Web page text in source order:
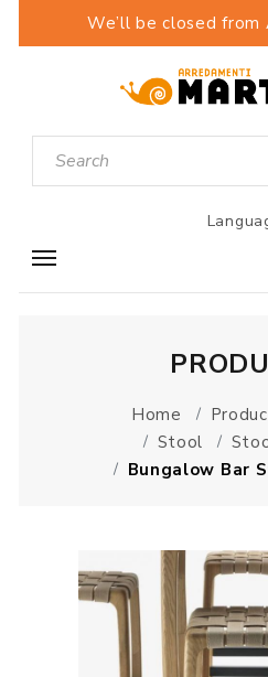
We’ll be closed
Home
Stool
Bungalow Bar